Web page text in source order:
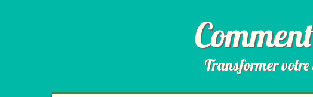
Transformer votre